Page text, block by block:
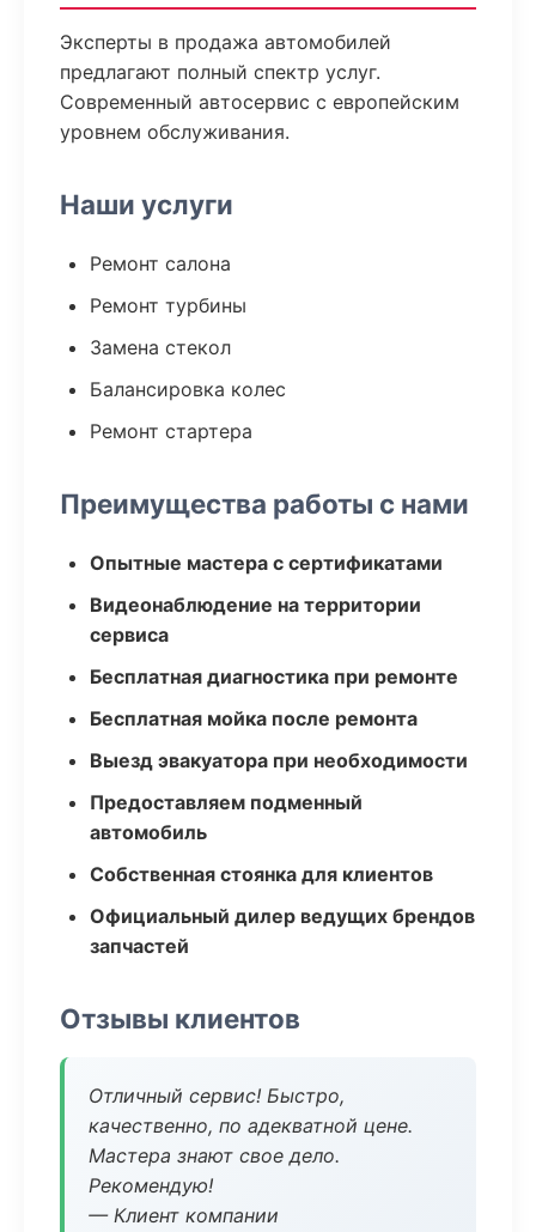
Эксперты в продажа автомобилей
предлагают полный спектр услуг.
Современный автосервис с европейским
уровнем обслуживания.
Наши услуги
Ремонт салона
Ремонт турбины
Замена стекол
Балансировка колес
Ремонт стартера
Преимущества работы с нами
Опытные мастера с сертификатами
Видеонаблюдение на территории
сервиса
Бесплатная диагностика при ремонте
Бесплатная мойка после ремонта
Выезд эвакуатора при необходимости
Предоставляем подменный
автомобиль
Собственная стоянка для клиентов
Официальный дилер ведущих брендов
запчастей
Отзывы клиентов
Отличный сервис! Быстро,
качественно, по адекватной цене.
Мастера знают свое дело.
Рекомендую!
— Клиент компании